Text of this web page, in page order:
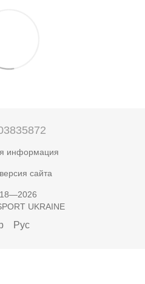
информация
сайта
UKRAINE
Рус